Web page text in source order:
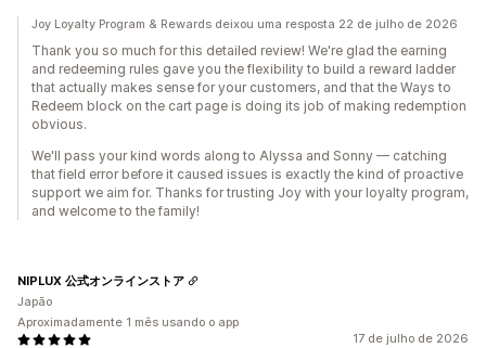
Joy Loyalty Program & Rewards deixou uma resposta 22 de julho de 2026
Thank you so much for this detailed review! We're glad the earning
and redeeming rules gave you the flexibility to build a reward ladder
that actually makes sense for your customers, and that the Ways to
Redeem block on the cart page is doing its job of making redemption
obvious.
We'll pass your kind words along to Alyssa and Sonny — catching
that field error before it caused issues is exactly the kind of proactive
support we aim for. Thanks for trusting Joy with your loyalty program,
and welcome to the family!
17 de julho de 2026
NIPLUX 公式オンラインストア
Japão
Aproximadamente 1 mês usando o app